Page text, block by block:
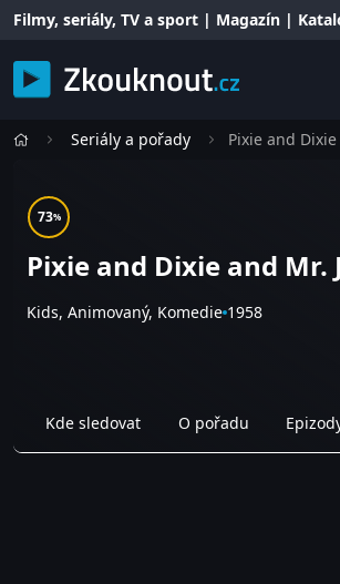
Filmy, seriály, TV a sport | Magazín |
Seriály a pořady Pixie and
73%
Pixie and Dixie and Mr.
Kids, Animovaný, Komedie 1958
Kde sledovat O pořadu